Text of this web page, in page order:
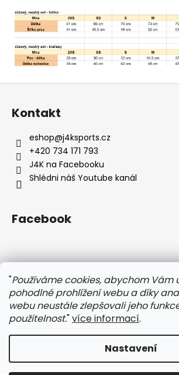
"Používáme cookies, abychom Vám
pohodlné prohlížení webu a díky
webu neustále zlepšovali jeho
použitelnost."více informací.
Nastavení
Z
Kontakt
eshop@j4ksports.cz
+420 734 171 793
J4K na Facebooku
Shlédni náš Youtube kanál
Facebook
Instagram